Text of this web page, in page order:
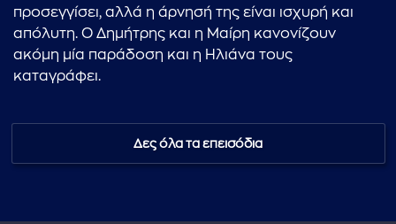
προσεγγίσει, αλλά η άρνησή της είναι ισχυρή και
απόλυτη. Ο Δημήτρης και η Μαίρη κανονίζουν
ακόμη μία παράδοση και η Ηλιάνα τους
καταγράφει.
Δες όλα τα επεισόδια